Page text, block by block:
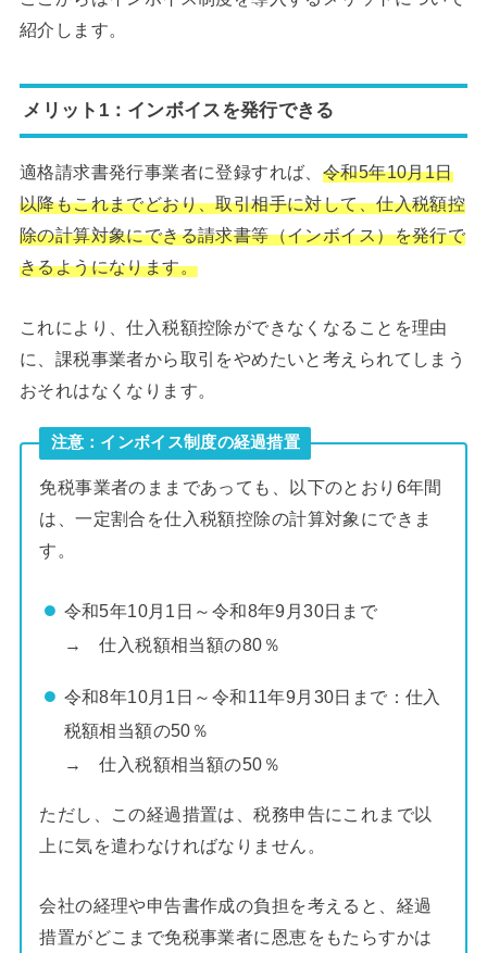
紹介します。
メリット1：インボイスを発行できる
適格請求書発行事業者に登録すれば、 令和5年10月1日
以降もこれまでどおり、取引相手に対して、仕入税額控
除の計算対象にできる請求書等（インボイス）を発行で
きるようになります。
これにより、仕入税額控除ができなくなることを理由
に、課税事業者から取引をやめたいと考えられてしまう
おそれはなくなります。
注意：インボイス制度の経過措置
免税事業者のままであっても、以下のとおり6年間
は、一定割合を仕入税額控除の計算対象にできま
す。
令和5年10月1日～令和8年9月30日まで
→ 仕入税額相当額の80％
令和8年10月1日～令和11年9月30日まで：仕入
税額相当額の50％
→ 仕入税額相当額の50％
ただし、この経過措置は、税務申告にこれまで以
上に気を遣わなければなりません。
会社の経理や申告書作成の負担を考えると、経過
措置がどこまで免税事業者に恩恵をもたらすかは